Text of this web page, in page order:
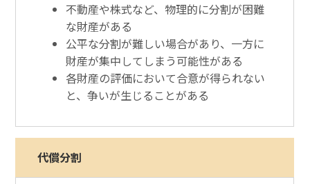
不動産や株式など、物理的に分割が困難
な財産がある
公平な分割が難しい場合があり、一方に
財産が集中してしまう可能性がある
各財産の評価において合意が得られない
と、争いが生じることがある
代償分割